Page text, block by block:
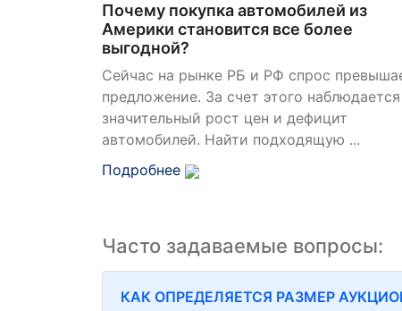
Почему покупка автомобилей из
Америки становится все более
выгодной?
Сейчас на рынке РБ и РФ спрос
предложение. За счет этого наблюдается
значительный рост цен и дефицит
автомобилей. Найти подходящую ...
Подробнее
Часто задаваемые вопросы:
КАК ОПРЕДЕЛЯЕТСЯ РАЗМЕР